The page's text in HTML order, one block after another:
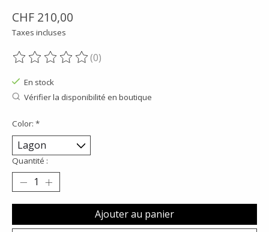
CHF 210,00
Taxes incluses
Ce produit est évalué à
(0)
En stock
Vérifier la disponibilité en boutique
Color: *
Quantité :
Ajouter au panier